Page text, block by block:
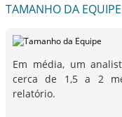
TAMANHO DA EQUIPE
Em média, um
cerca de 1,5 a 2
relatório.